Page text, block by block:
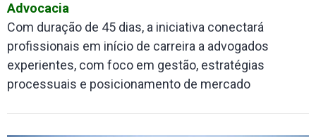
Advocacia
Com duração de 45 dias, a iniciativa conectará
profissionais em início de carreira a advogados
experientes, com foco em gestão, estratégias
processuais e posicionamento de mercado